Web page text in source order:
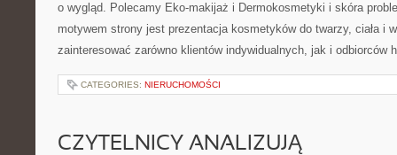
o wygląd. Polecamy Eko-makijaż i Dermokosmetyki i skóra
motywem strony jest prezentacja kosmetyków do twarzy, ciała i
zainteresować zarówno klientów indywidualnych, jak i
CATEGORIES: NIERUCHOMOŚCI
CZYTELNICY ANALIZUJĄ